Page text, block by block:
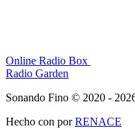
Online Radio Box
Radio Garden
Sonando Fino © 2020 -
Hecho con porRENACE